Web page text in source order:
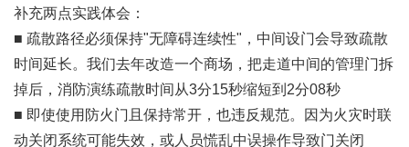
补充两点实践体会：
■ 疏散路径必须保持"无障碍连续性"，中间设门会导致疏散
时间延长。我们去年改造一个商场，把走道中间的管理门拆
掉后，消防演练疏散时间从3分15秒缩短到2分08秒
■ 即使使用防火门且保持常开，也违反规范。因为火灾时联
动关闭系统可能失效，或人员慌乱中误操作导致门关闭